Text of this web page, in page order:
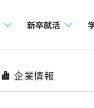
新卒就活
本選考
企業情報